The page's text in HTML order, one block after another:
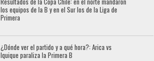
los equipos de la B y en el Sur los de la Liga de
Primera
¿Dónde ver el partido y a qué hora?: Arica vs
Iquique paraliza la Primera B